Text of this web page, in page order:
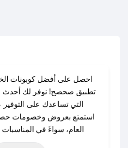
احصل على أفضل كوبونات
تطبيق صحصح! نوفر لك أحدث
التي تساعدك على
استمتع بعروض وخصومات
العام، سواءً في
الأضحى، الجمعة البيضاء